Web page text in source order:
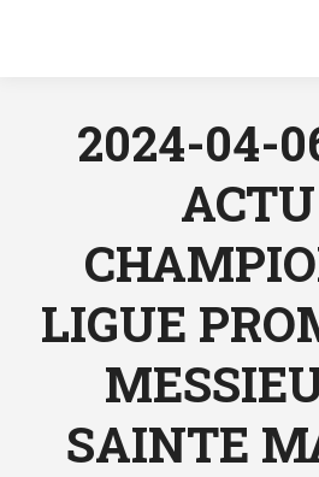
2024-04-
LIGUE
SAINTE